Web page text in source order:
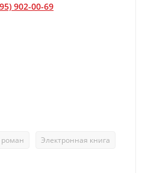
902-00-69
Электронная книга